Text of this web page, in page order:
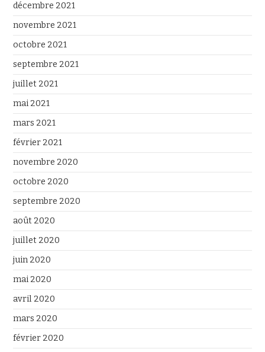
décembre 2021
novembre 2021
octobre 2021
septembre 2021
juillet 2021
mai 2021
mars 2021
février 2021
novembre 2020
octobre 2020
septembre 2020
août 2020
juillet 2020
juin 2020
mai 2020
avril 2020
mars 2020
février 2020